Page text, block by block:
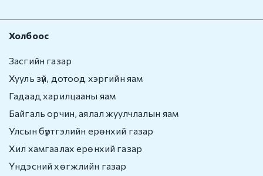
e-zasag.mn
Үйл ажиллагаа
Хүний нөөц
Төсөв санхүү,
худалдан авах
ажиллагаа
Холбоос
Засгийн газар
Хууль зүй, дотоод хэргийн яам
Гадаад харилцааны яам
Байгаль орчин, аялал жуулчлалын яам
Улсын бүртгэлийн ерөнхий газар
Хил хамгаалах ерөнхий газар
Үндэсний хөгжлийн газар